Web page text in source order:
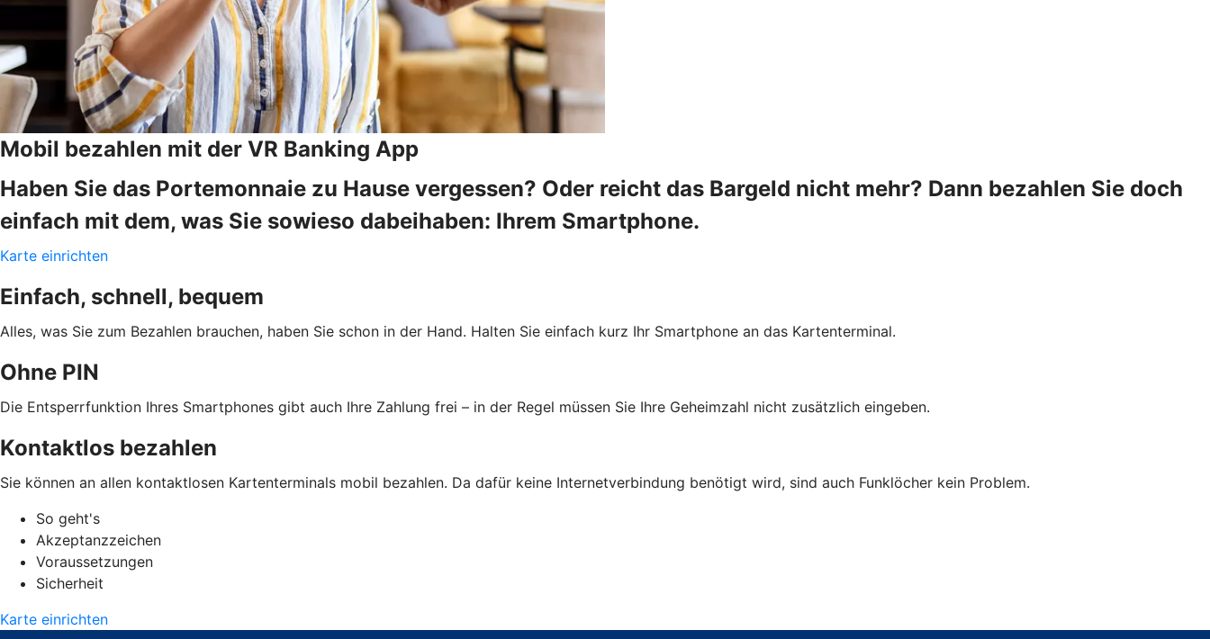
Mobil bezahlen mit der VR Banking App
Haben Sie das Portemonnaie zu Hause vergessen? Oder reicht das Bargeld nicht mehr? Dann bezahlen Sie doch
einfach mit dem, was Sie sowieso dabeihaben: Ihrem Smartphone.
Karte einrichten
Einfach, schnell, bequem
Alles, was Sie zum Bezahlen brauchen, haben Sie schon in der Hand. Halten Sie einfach kurz Ihr Smartphone an das Kartenterminal.
Ohne PIN
Die Entsperrfunktion Ihres Smartphones gibt auch Ihre Zahlung frei – in der Regel müssen Sie Ihre Geheimzahl nicht zusätzlich eingeben.
Kontaktlos bezahlen
Sie können an allen kontaktlosen Kartenterminals mobil bezahlen. Da dafür keine Internetverbindung benötigt wird, sind auch Funklöcher kein Problem.
So geht's
Akzeptanzzeichen
Voraussetzungen
Sicherheit
Karte einrichten